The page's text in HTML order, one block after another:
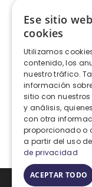
Ese sitio
cookies
Utilizamos
contenido, los
nuestro tráfico.
información
sitio con
y análisis,
con otra
proporcionado o
a partir del uso
de privacidad
ACEPTAR TODO